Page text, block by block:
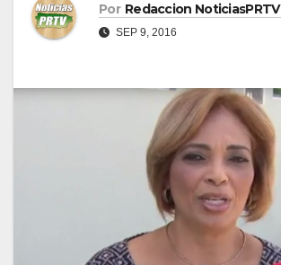
Por Redaccion NoticiasPRTV
SEP 9, 2016